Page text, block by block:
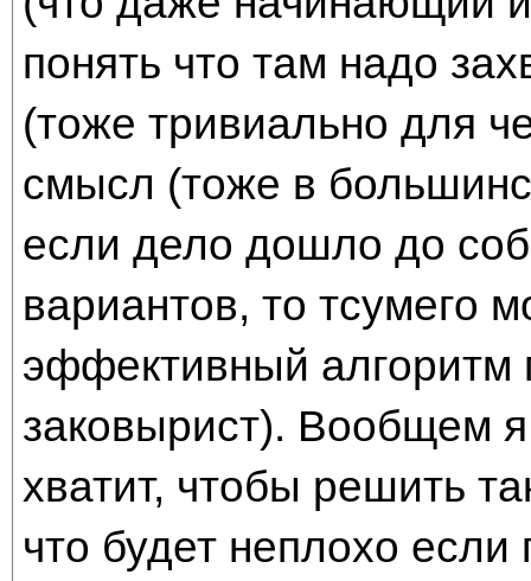
понять что там надо
(тоже тривиально для
смысл (тоже в
если дело дошло до
вариантов, то тсумего
эффективный алгоритм
заковырист). Вообщем
хватит, чтобы решить
что будет неплохо если